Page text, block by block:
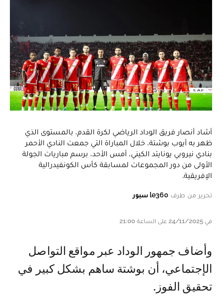
أشاد أنصار فريق الوداد الرياضي لكرة القدم، بالمستوى الذي
ظهر به أيوب بوشتة، خلال المباراة التي جمعت النادي الأحمر
بنادي نيروبي يونايتد الكيني، أمس الأحد، برسم مباريات الجولة
الأولى من دور المجموعات لمسابقة كأس الكونفيدرالية
الإفريقية.
تحرير من طرف le360 سبور
في 24/11/2025 على الساعة 21:00
وأضاف جمهور الوداد عبر مواقع التواصل
الإجتماعي، أن بوشتة ساهم بشكل كبير في
تحقيق الفوز.